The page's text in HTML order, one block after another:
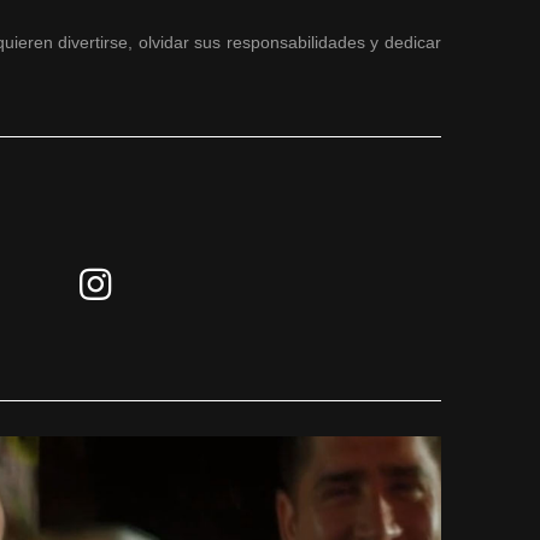
divertirse, olvidar sus responsabilidades y dedicar